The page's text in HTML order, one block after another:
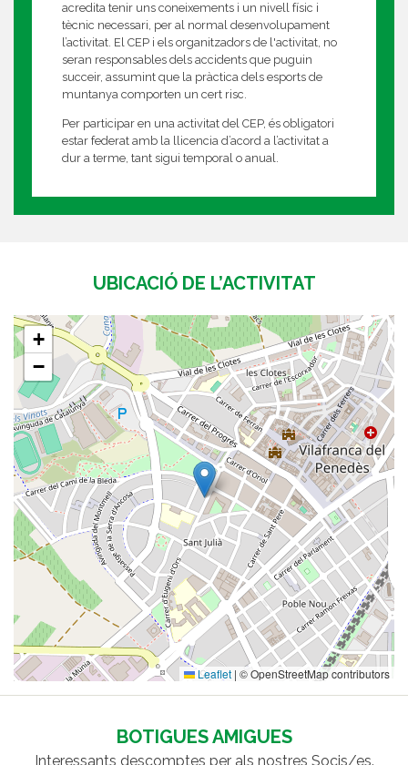
acredita tenir uns coneixements i un nivell físic i
tècnic necessari, per al normal desenvolupament
l’activitat. El CEP i els organitzadors de l'activitat, no
seran responsables dels accidents que puguin
succeir, assumint que la pràctica dels esports de
muntanya comporten un cert risc.
Per participar en una activitat del CEP, és obligatori
estar federat amb la llicencia d’acord a l’activitat a
dur a terme, tant sigui temporal o anual.
UBICACIÓ DE L’ACTIVITAT
+
−
Leaflet | © OpenStreetMap contributors
BOTIGUES AMIGUES
Interessants descomptes per als nostres Socis/es.